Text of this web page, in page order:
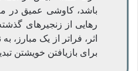
باشد، کاوشی عمیق در
رهایی از زنجیرهای
اثر، فراتر از یک
برای بازیافتن خویشتن